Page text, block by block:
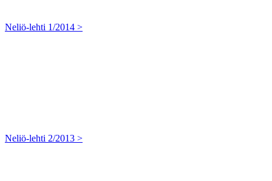
Neliö-lehti 1/2014 >
Neliö-lehti 2/2013 >